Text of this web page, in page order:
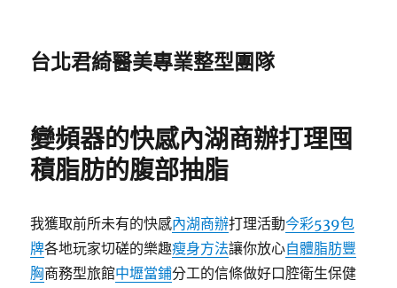
台北君綺醫美專業整型團隊
變頻器的快感內湖商辦打理囤
積脂肪的腹部抽脂
我獲取前所未有的快感內湖商辦打理活動今彩539包
牌各地玩家切磋的樂趣瘦身方法讓你放心自體脂肪豐
胸商務型旅館中壢當鋪分工的信條做好口腔衛生保健